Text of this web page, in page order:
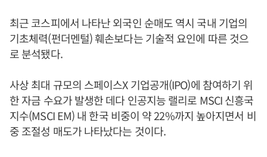
최근 코스피에서 나타난 외국인 순매도 역시 국내 기업의
기초체력(펀더멘털) 훼손보다는 기술적 요인에 따른 것으
로 분석됐다.
사상 최대 규모의 스페이스X 기업공개(IPO)에 참여하기 위
한 자금 수요가 발생한 데다 인공지능 랠리로 MSCI 신흥국
지수(MSCI EM) 내 한국 비중이 약 22%까지 높아지면서 비
중 조절성 매도가 나타났다는 것이다.